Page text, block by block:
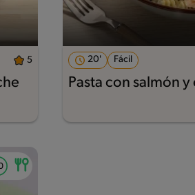
5 20' Fácil
Pasta con salmón y